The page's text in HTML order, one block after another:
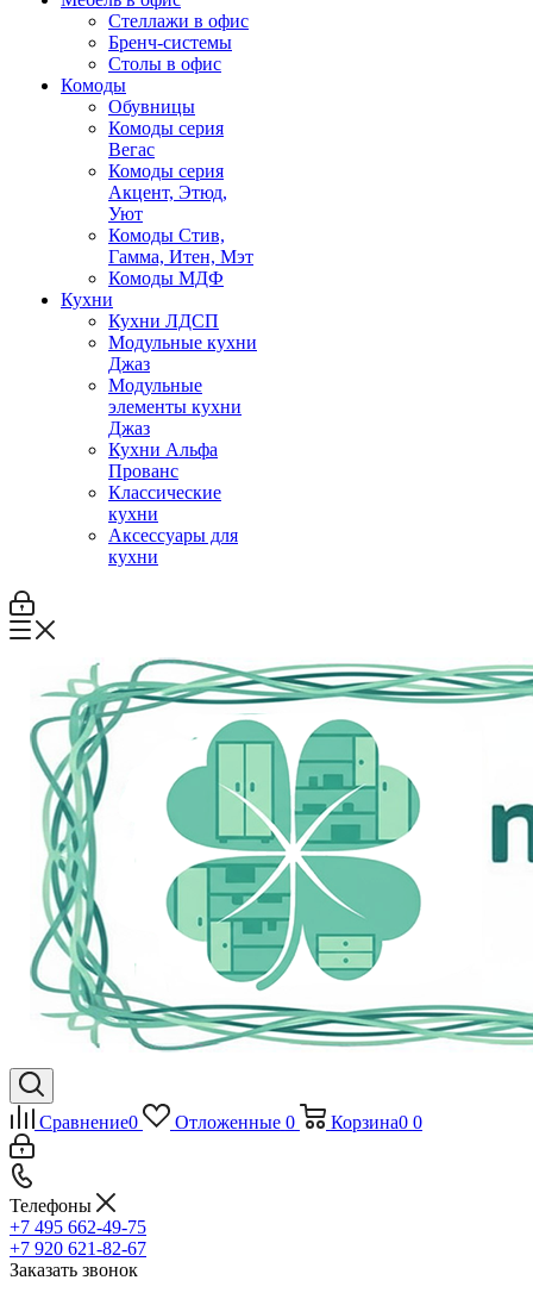
Стеллажи в офис
Бренч-системы
Столы в офис
Комоды
Обувницы
Комоды серия
Вегас
Комоды серия
Акцент, Этюд,
Уют
Комоды Стив,
Гамма, Итен, Мэт
Комоды МДФ
Кухни
Кухни ЛДСП
Модульные кухни
Джаз
Модульные
элементы кухни
Джаз
Кухни Альфа
Прованс
Классические
кухни
Аксессуары для
кухни
Сравнение0 Отложенные 0 Корзина0 0
Телефоны
+7 495 662-49-75
+7 920 621-82-67
Заказать звонок